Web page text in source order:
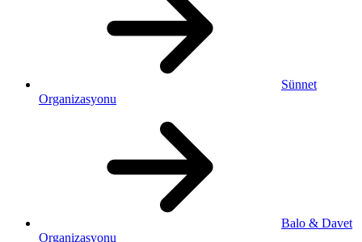
Sünnet
Organizasyonu
Balo & Davet
Organizasyonu